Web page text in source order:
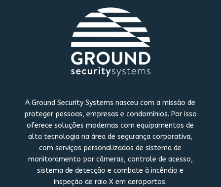
A Ground Security Systems nasceu com a missão de
proteger pessoas, empresas e condomínios. Por isso
oferece soluções modernas com equipamentos de
alta tecnologia na área de segurança corporativa,
com serviços personalizados de sistema de
monitoramento por câmeras, controle de acesso,
sistema de detecção e combate à incêndio e
inspeção de raio X em aeroportos.